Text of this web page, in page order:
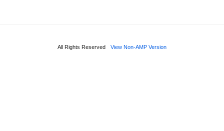
All Rights Reserved View Non-AMP Version